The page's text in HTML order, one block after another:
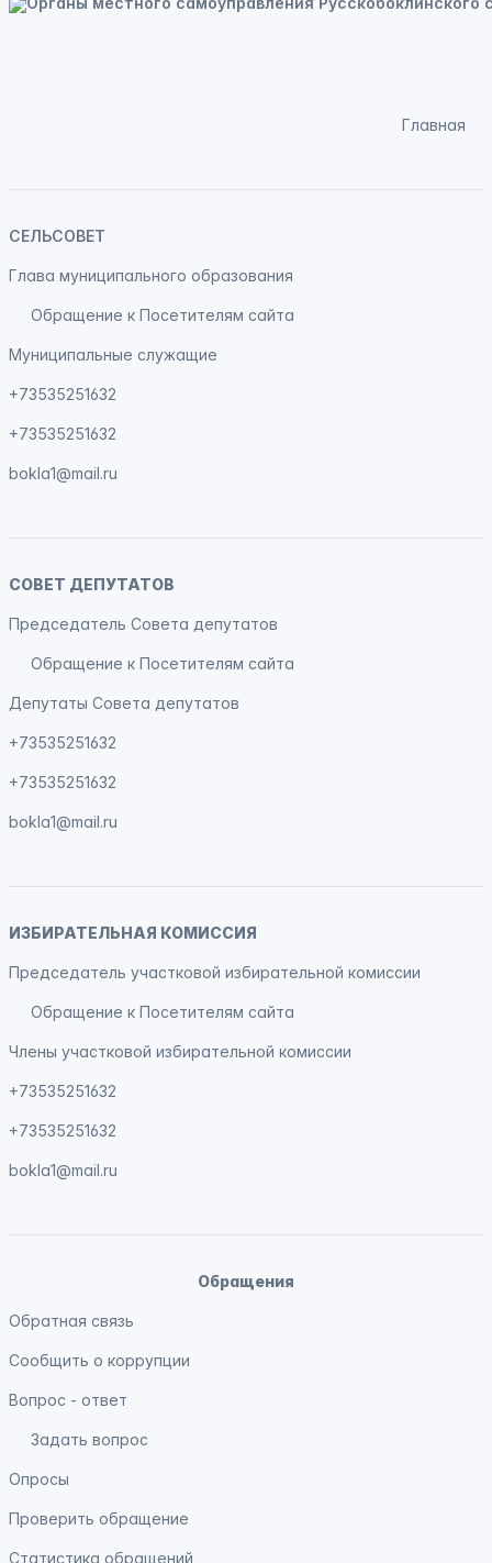
Главная
СЕЛЬСОВЕТ
Глава муниципального образования
Обращение к Посетителям сайта
Муниципальные служащие
+73535251632
+73535251632
bokla1@mail.ru
СОВЕТ ДЕПУТАТОВ
Председатель Совета депутатов
Обращение к Посетителям сайта
Депутаты Совета депутатов
+73535251632
+73535251632
bokla1@mail.ru
ИЗБИРАТЕЛЬНАЯ КОМИССИЯ
Председатель участковой избирательной комиссии
Обращение к Посетителям сайта
Члены участковой избирательной комиссии
+73535251632
+73535251632
bokla1@mail.ru
Обращения
Обратная связь
Сообщить о коррупции
Вопрос - ответ
Задать вопрос
Опросы
Проверить обращение
Статистика обращений